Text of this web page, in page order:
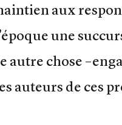
aux
une
autre chose
auteurs de ces